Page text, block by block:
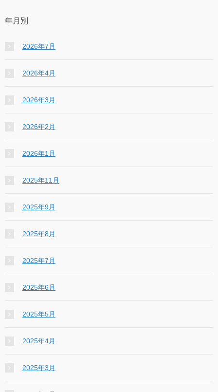
年月別
2026年7月
2026年4月
2026年3月
2026年2月
2026年1月
2025年11月
2025年9月
2025年8月
2025年7月
2025年6月
2025年5月
2025年4月
2025年3月